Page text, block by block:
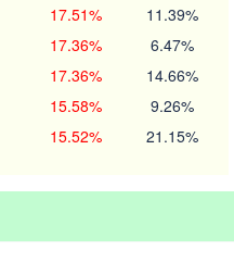
17.51% 11.39%
17.36% 6.47%
17.36% 14.66%
15.58% 9.26%
15.52% 21.15%